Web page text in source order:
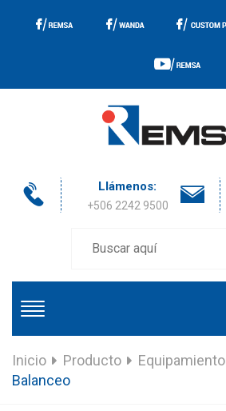
Llámenos:
+506 2242 9500
Inicio Producto Equipamiento
Balanceo